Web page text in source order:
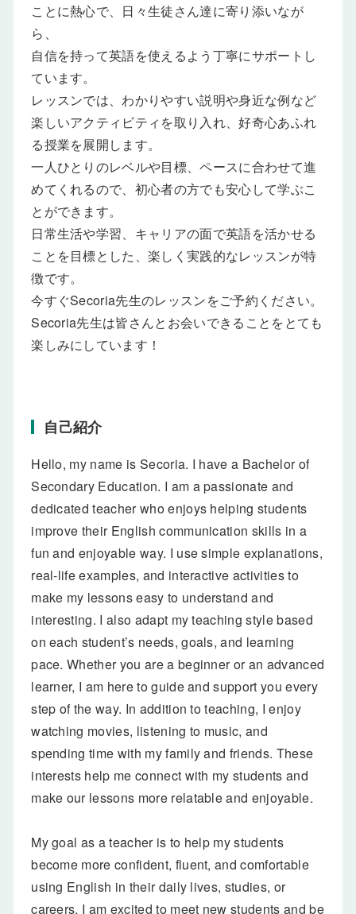
ことに熱心で、日々生徒さん達に寄り添いなが
ら、
自信を持って英語を使えるよう丁寧にサポートし
ています。
レッスンでは、わかりやすい説明や身近な例など
楽しいアクティビティを取り入れ、好奇心あふれ
る授業を展開します。
一人ひとりのレベルや目標、ペースに合わせて進
めてくれるので、初心者の方でも安心して学ぶこ
とができます。
日常生活や学習、キャリアの面で英語を活かせる
ことを目標とした、楽しく実践的なレッスンが特
徴です。
今すぐSecoria先生のレッスンをご予約ください。
Secoria先生は皆さんとお会いできることをとても
楽しみにしています！
自己紹介
Hello, my name is Secoria. I have a Bachelor of
Secondary Education. I am a passionate and
dedicated teacher who enjoys helping students
improve their English communication skills in a
fun and enjoyable way. I use simple explanations,
real-life examples, and interactive activities to
make my lessons easy to understand and
interesting. I also adapt my teaching style based
on each student’s needs, goals, and learning
pace. Whether you are a beginner or an advanced
learner, I am here to guide and support you every
step of the way. In addition to teaching, I enjoy
watching movies, listening to music, and
spending time with my family and friends. These
interests help me connect with my students and
make our lessons more relatable and enjoyable.
My goal as a teacher is to help my students
become more confident, fluent, and comfortable
using English in their daily lives, studies, or
careers. I am excited to meet new students and be